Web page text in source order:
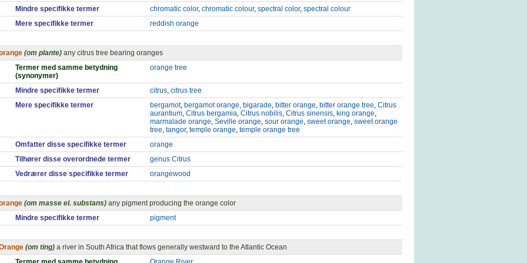
Mindre specifikke termer chromatic color, chromatic colour, spectral color, spectral colour
Mere specifikke termer
reddish orange
(om plante) any citrus tree bearing oranges
Termer med samme betydning
(synonymer)
orange tree
Mindre specifikke termer citrus, citrus tree
Mere specifikke termer
bergamot, bergamot orange, bigarade, bitter orange, bitter orange tree, Citrus
aurantium, Citrus bergamia, Citrus nobilis, Citrus sinensis, king orange,
marmalade orange, Seville orange, sour orange, sweet orange, sweet orange
tree, tangor, temple orange, temple orange tree
Omfatter disse specifikke termer
orange
Tilhører disse overordnede termer
genus Citrus
Vedrærer disse specifikke termer
orangewood
(om masse el. substans) any pigment producing the orange color
Mindre specifikke termer
pigment
(om ting) a river in South Africa that flows generally westward to the Atlantic Ocean